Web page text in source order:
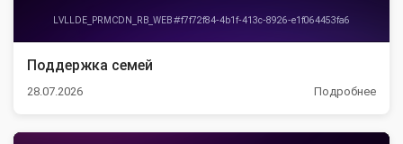
Поддержка семей
28.07.2026 Подробнее